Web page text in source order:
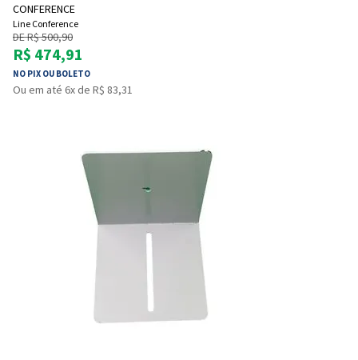
Entendi
CONFERENCE
Line Conference
DE R$ 500,90
R$ 474,91
NO PIX OU BOLETO
Ou em até 6x de R$ 83,31